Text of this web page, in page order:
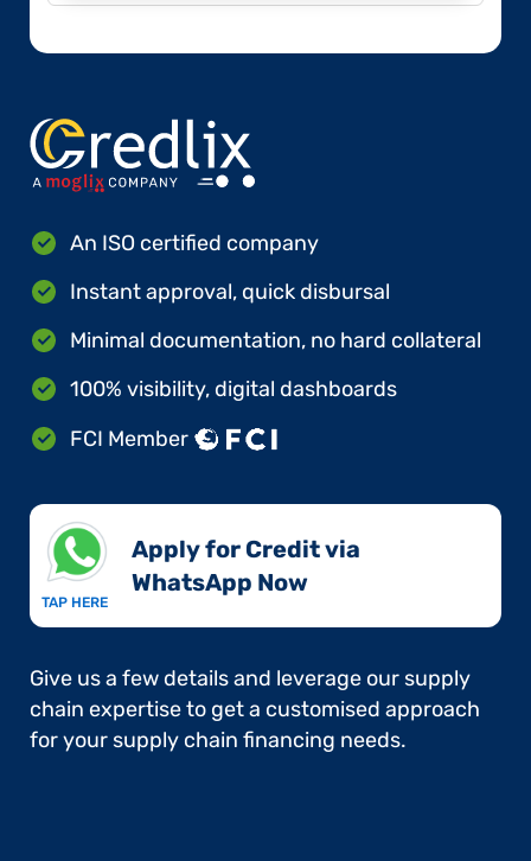
An ISO certified company
Instant approval, quick disbursal
Minimal documentation, no hard collateral
100% visibility, digital dashboards
FCI Member
TAP HERE
Apply for Credit via
WhatsApp Now​
Give us a few details and leverage our supply
chain expertise to get a customised approach
for your supply chain financing needs.